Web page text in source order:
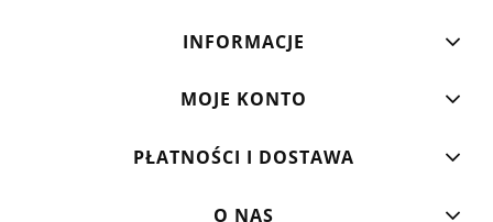
INFORMACJE
MOJE KONTO
PŁATNOŚCI I DOSTAWA
O NAS